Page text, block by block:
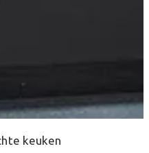
keuken